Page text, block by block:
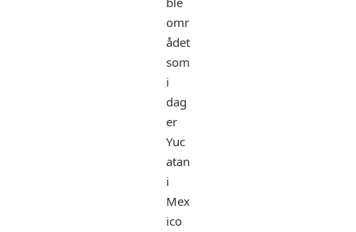
omr
ådet
som
i
dag
er
Yuc
atan
i
Mex
ico